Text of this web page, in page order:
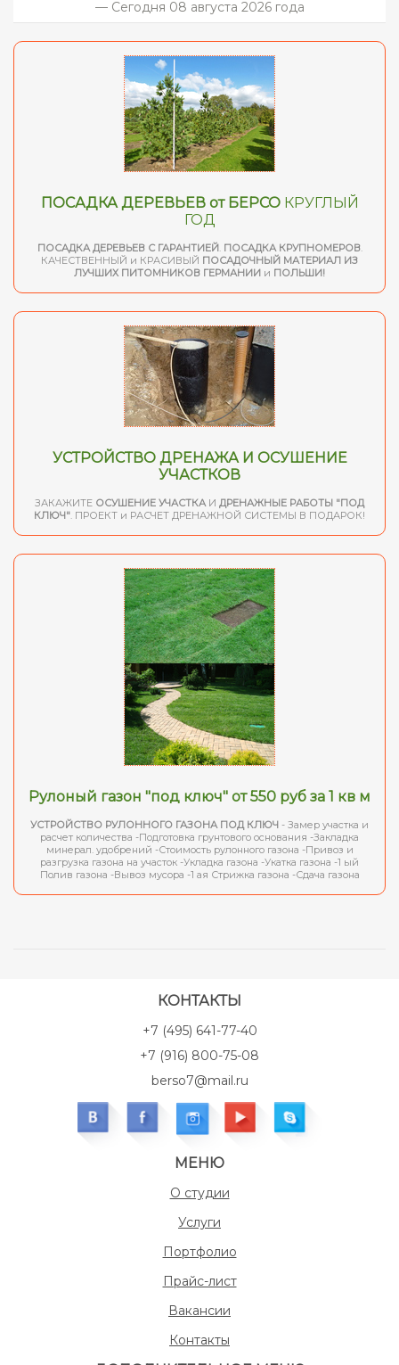
— Сегодня 08 августа 2026 года
ПОСАДКА ДЕРЕВЬЕВ от БЕРСОКРУГЛЫЙ
ГОД
ПОСАДКА ДЕРЕВЬЕВ С ГАРАНТИЕЙ. ПОСАДКА КРУПНОМЕРОВ.
КАЧЕСТВЕННЫЙ и КРАСИВЫЙ ПОСАДОЧНЫЙ МАТЕРИАЛ ИЗ
ЛУЧШИХ ПИТОМНИКОВ ГЕРМАНИИ и ПОЛЬШИ!
УСТРОЙСТВО ДРЕНАЖА И ОСУШЕНИЕ
УЧАСТКОВ
ЗАКАЖИТЕ ОСУШЕНИЕ УЧАСТКА И ДРЕНАЖНЫЕ РАБОТЫ "ПОД
КЛЮЧ". ПРОЕКТ и РАСЧЕТ ДРЕНАЖНОЙ СИСТЕМЫ В ПОДАРОК!
Рулоный газон "под ключ" от 550 руб за 1 кв м
УСТРОЙСТВО РУЛОННОГО ГАЗОНА ПОД КЛЮЧ - Замер участка и
расчет количества -Подготовка грунтового основания -Закладка
минерал. удобрений -Стоимость рулонного газона -Привоз и
разгрузка газона на участок -Укладка газона -Укатка газона -1 ый
Полив газона -Вывоз мусора -1 ая Стрижка газона -Сдача газона
КОНТАКТЫ
+7 (495) 641-77-40
+7 (916) 800-75-08
berso7@mail.ru
МЕНЮ
О студии
Услуги
Портфолио
Прайс-лист
Вакансии
Контакты